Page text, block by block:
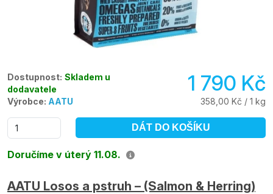
Dostupnost: Skladem u
dodavatele
Výrobce: AATU
1 790 Kč
358,00 Kč / 1 kg
DÁT DO KOŠÍKU
Doručíme v úterý 11.08.
AATU Losos a pstruh – (Salmon & Herring)